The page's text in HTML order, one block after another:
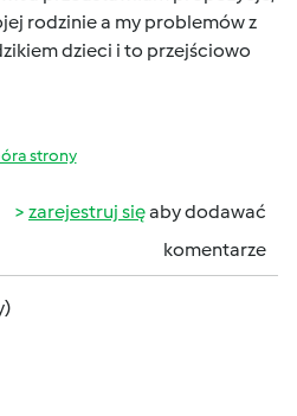
rodzinie a my problemów z
dzieci i to przejściowo
strony
zarejestruj sięaby dodawać
komentarze